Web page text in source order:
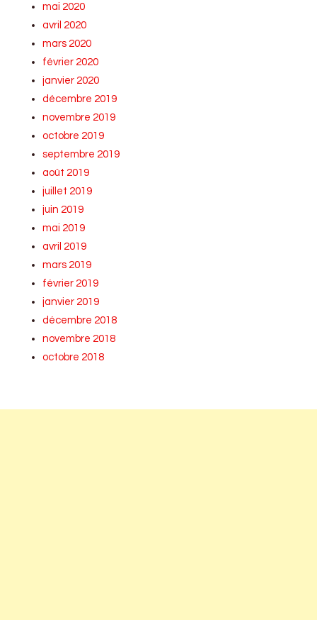
mai 2020
avril 2020
mars 2020
février 2020
janvier 2020
décembre 2019
novembre 2019
octobre 2019
septembre 2019
août 2019
juillet 2019
juin 2019
mai 2019
avril 2019
mars 2019
février 2019
janvier 2019
décembre 2018
novembre 2018
octobre 2018